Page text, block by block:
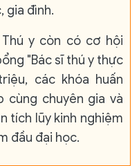
gia đình.
Thú y còn có cơ hội
"Bác sĩ thú y thực
các khóa huấn
cùng chuyên gia và
tích lũy kinh nghiệm
đầu đại học.